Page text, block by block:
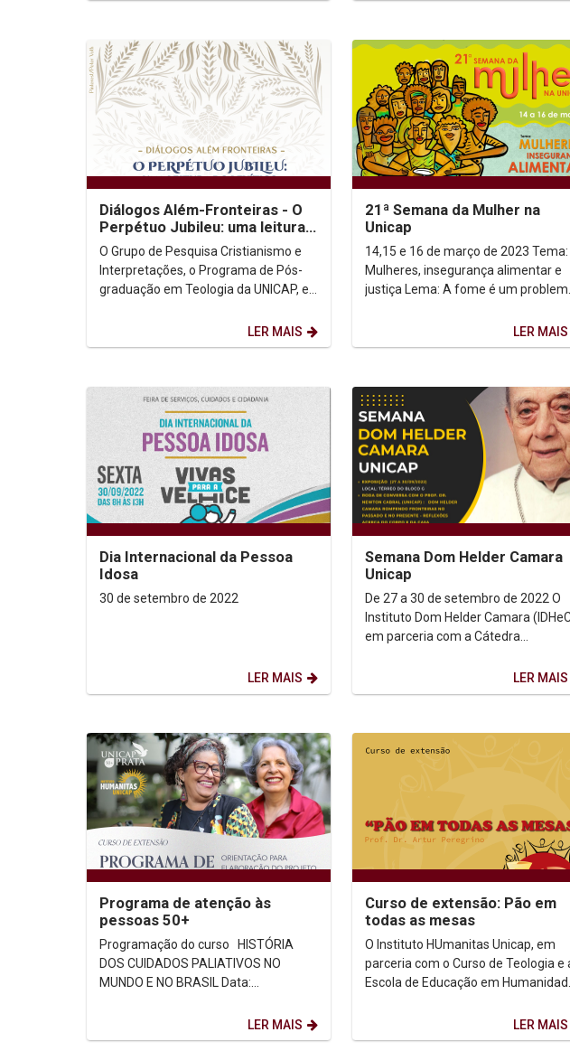
Diálogos Além-Fronteiras - O
Perpétuo Jubileu: uma leitura
do Livro do Levítico
O Grupo de Pesquisa Cristianismo e
Interpretações, o Programa de Pós-
graduação em Teologia da UNICAP, e
LER MAIS
21ª Semana da Mulher na
Unicap
14,15 e 16 de março de 2023 Tema:
Mulheres, insegurança alimentar e
justiça Lema: A fome é um problema
LER MAIS
Dia Internacional da Pessoa
Idosa
LER MAIS
Semana Dom Helder Camara
Unicap
De 27 a 30 de setembro de 2022 O
Instituto Dom Helder Camara
em parceria com a Cátedra
LER MAIS
Programa de atenção às
pessoas 50+
Programação do curso HISTÓRIA
DOS CUIDADOS PALIATIVOS NO
MUNDO E NO BRASIL Data:
LER MAIS
Curso de extensão: Pão em
todas as mesas
O Instituto HUmanitas Unicap, em
parceria com o Curso de Teologia e
Escola de Educação em
LER MAIS